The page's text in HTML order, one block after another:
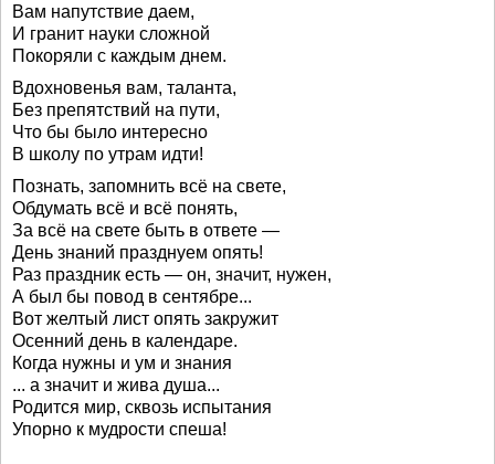
Вам напутствие даем,
И гранит науки сложной
Покоряли с каждым днем.
Вдохновенья вам, таланта,
Без препятствий на пути,
Что бы было интересно
В школу по утрам идти!
Познать, запомнить всё на свете,
Обдумать всё и всё понять,
За всё на свете быть в ответе —
День знаний празднуем опять!
Раз праздник есть — он, значит, нужен,
А был бы повод в сентябре...
Вот желтый лист опять закружит
Осенний день в календаре.
Когда нужны и ум и знания
... а значит и жива душа...
Родится мир, сквозь испытания
Упорно к мудрости спеша!